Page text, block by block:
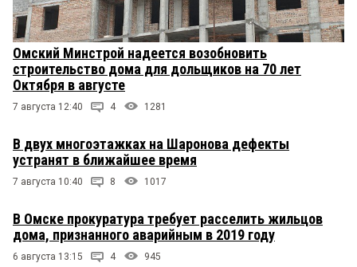
Омский Минстрой надеется возобновить
строительство дома для дольщиков на 70 лет
Октября в августе
7 августа 12:40 4 1281
В двух многоэтажках на Шаронова дефекты
устранят в ближайшее время
7 августа 10:40 8 1017
В Омске прокуратура требует расселить жильцов
дома, признанного аварийным в 2019 году
6 августа 13:15 4 945